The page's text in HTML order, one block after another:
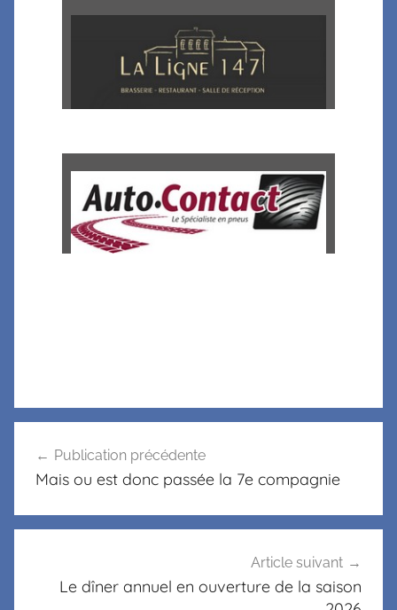
Publication précédente
Mais ou est donc passée la 7e compagnie
Article suivant
Le dîner annuel en ouverture de la saison